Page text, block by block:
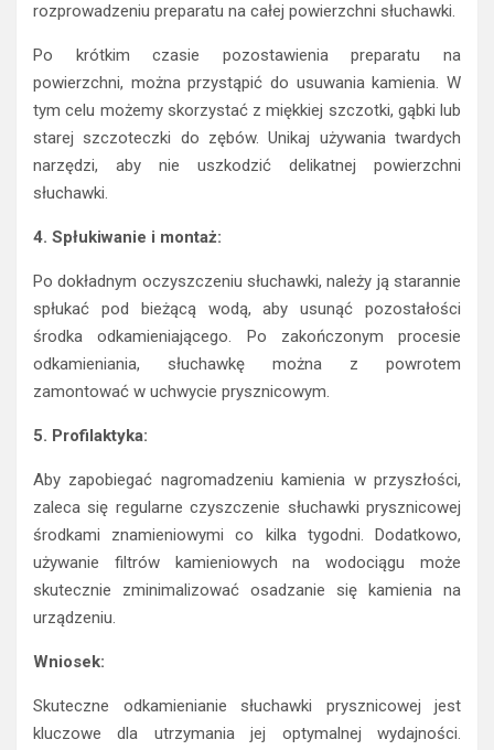
rozprowadzeniu preparatu na całej powierzchni słuchawki.
Po krótkim czasie pozostawienia preparatu na
powierzchni, można przystąpić do usuwania kamienia. W
tym celu możemy skorzystać z miękkiej szczotki, gąbki lub
starej szczoteczki do zębów. Unikaj używania twardych
narzędzi, aby nie uszkodzić delikatnej powierzchni
słuchawki.
4. Spłukiwanie i montaż:
Po dokładnym oczyszczeniu słuchawki, należy ją starannie
spłukać pod bieżącą wodą, aby usunąć pozostałości
środka odkamieniającego. Po zakończonym procesie
odkamieniania, słuchawkę można z powrotem
zamontować w uchwycie prysznicowym.
5. Profilaktyka:
Aby zapobiegać nagromadzeniu kamienia w przyszłości,
zaleca się regularne czyszczenie słuchawki prysznicowej
środkami znamieniowymi co kilka tygodni. Dodatkowo,
używanie filtrów kamieniowych na wodociągu może
skutecznie zminimalizować osadzanie się kamienia na
urządzeniu.
Wniosek:
Skuteczne odkamienianie słuchawki prysznicowej jest
kluczowe dla utrzymania jej optymalnej wydajności.